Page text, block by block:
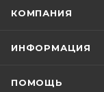
КОМПАНИЯ
ИНФОРМАЦИЯ
ПОМОЩЬ